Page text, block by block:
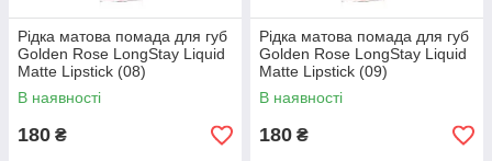
Рідка матова помада для губ
Golden Rose LongStay Liquid
Matte Lipstick (08)
В наявності
180 ₴
Рідка матова помада для губ
Golden Rose LongStay Liquid
Matte Lipstick (09)
В наявності
180 ₴